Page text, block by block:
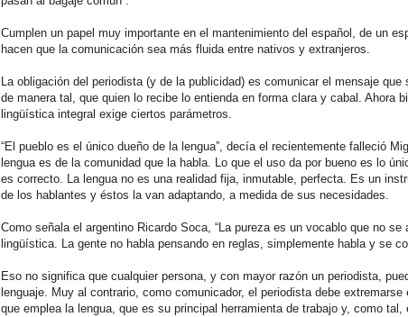
Cumplen un papel muy importante en el mantenimiento del español, de un
hacen que la comunicación sea más fluida entre nativos y extranjeros.
La obligación del periodista (y de la publicidad) es comunicar el mensaje que
de manera tal, que quien lo recibe lo entienda en forma clara y cabal. Ahora
lingüística integral exige ciertos parámetros.
“El pueblo es el único dueño de la lengua”, decía el recientemente falleció
lengua es de la comunidad que la habla. Lo que el uso da por bueno es lo
es correcto. La lengua no es una realidad fija, inmutable, perfecta. Es un
de los hablantes y éstos la van adaptando, a medida de sus necesidades.
Como señala el argentino Ricardo Soca, “La pureza es un vocablo que no se
lingüística. La gente no habla pensando en reglas, simplemente habla y se
Eso no significa que cualquier persona, y con mayor razón un periodista,
lenguaje. Muy al contrario, como comunicador, el periodista debe extremarse
que emplea la lengua, que es su principal herramienta de trabajo y, como tal,